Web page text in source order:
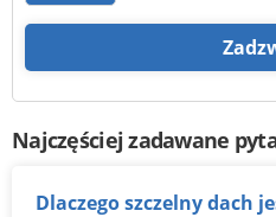
Najczęściej zadawane
Dlaczego szczelny dach